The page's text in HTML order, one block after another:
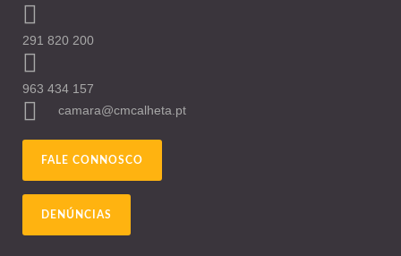
291 820 200
963 434 157
camara@cmcalheta.pt
FALE CONNOSCO
DENÚNCIAS